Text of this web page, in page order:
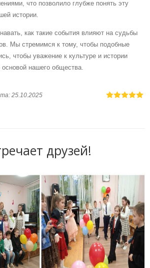
что позволило глубже понять эту
истории.
как такие события влияют на судьбы
Мы стремимся к тому, чтобы подобные
чтобы уважение к культуре и истории
нашего общества.
25.10.2025
друзей!